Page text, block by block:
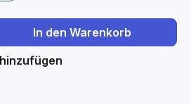
Gib den gewünschten
In den Warenkorb